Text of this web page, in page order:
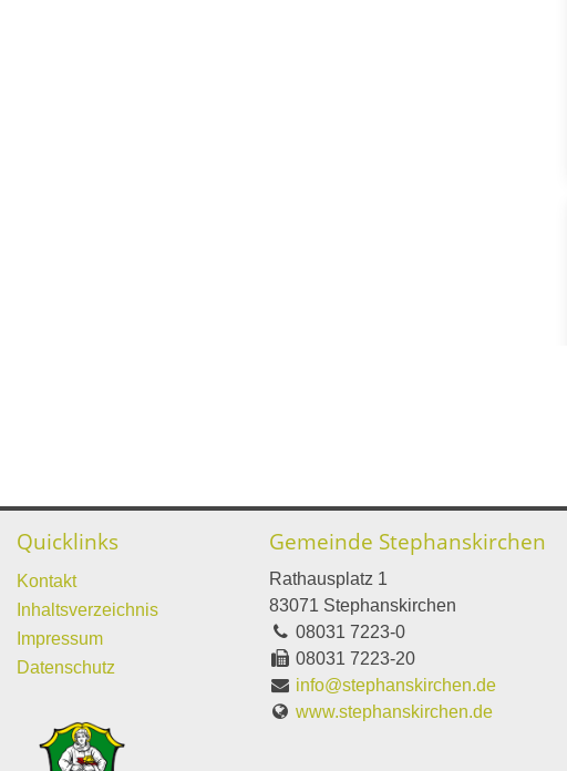
Quicklinks
Kontakt
Inhaltsverzeichnis
Impressum
Datenschutz
Gemeinde Stephanskirchen
Rathausplatz 1
83071 Stephanskirchen
08031 7223-0
08031 7223-20
info@stephanskirchen.de
www.stephanskirchen.de